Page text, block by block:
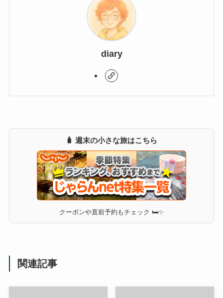
diary
🧳 週末の小さな旅はこちら
クーポンや直前予約もチェック 🛏✨
関連記事